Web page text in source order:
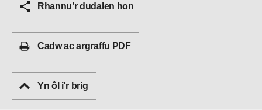
Rhannu’r dudalen hon
Cadw ac argraffu PDF
Yn ôl i'r brig